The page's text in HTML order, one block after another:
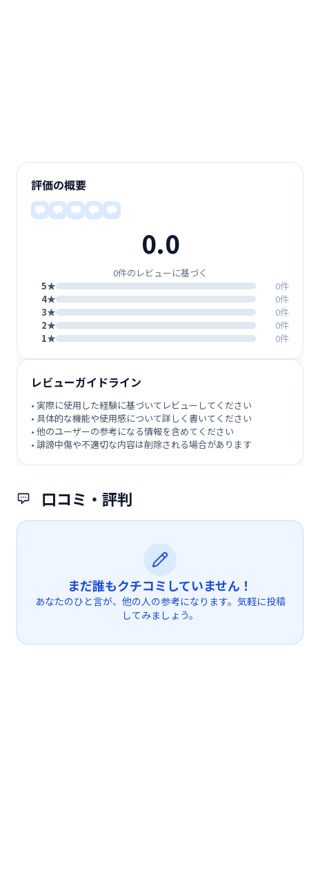
口コミ・評判
まだ誰もクチコミしていません！
あなたのひと言が、他の人の参考になります。気軽に投稿
してみましょう。
評価の概要
0.0
0件のレビューに基づく
5★
0件
4★
0件
3★
0件
2★
0件
1★
0件
レビューガイドライン
• 実際に使用した経験に基づいてレビューしてください
• 具体的な機能や使用感について詳しく書いてください
• 他のユーザーの参考になる情報を含めてください
• 誹謗中傷や不適切な内容は削除される場合があります